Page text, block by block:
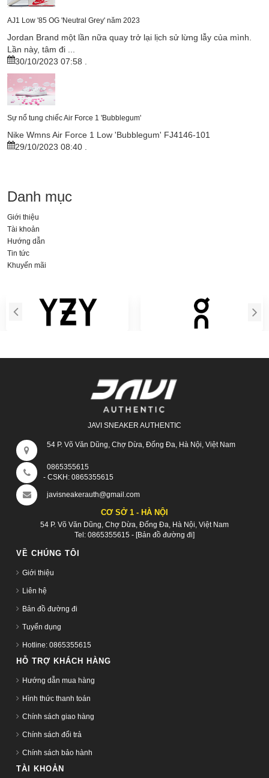
AJ1 Low '85 OG 'Neutral Grey' năm 2023
Jordan Brand một lần nữa quay trở lại lịch sử lừng lẫy của mình.
Lần này, tâm đi ...
30/10/2023 07:58
Sự nổ tung chiếc Air Force 1 'Bubblegum'
Nike Wmns Air Force 1 Low 'Bubblegum' FJ4146-101
29/10/2023 08:40
Danh mục
Giới thiệu
Tài khoản
Hướng dẫn
Tin tức
Khuyến mãi
JAVI SNEAKER AUTHENTIC
54 P. Võ Văn Dũng, Chợ Dừa, Đống Đa, Hà Nội, Việt Nam
0865355615
- CSKH: 0865355615
javisneakerauth@gmail.com
CƠ SỞ 1 - HÀ NỘI
54 P. Võ Văn Dũng, Chợ Dừa, Đống Đa, Hà Nội, Việt Nam
Tel: 0865355615 - [Bản đồ đường đi]
VỀ CHÚNG TÔI
Giới thiệu
Liên hệ
Bản đồ đường đi
Tuyển dụng
Hotline: 0865355615
HỖ TRỢ KHÁCH HÀNG
Hướng dẫn mua hàng
Hình thức thanh toán
Chính sách giao hàng
Chính sách đổi trả
Chính sách bảo hành
TÀI KHOẢN